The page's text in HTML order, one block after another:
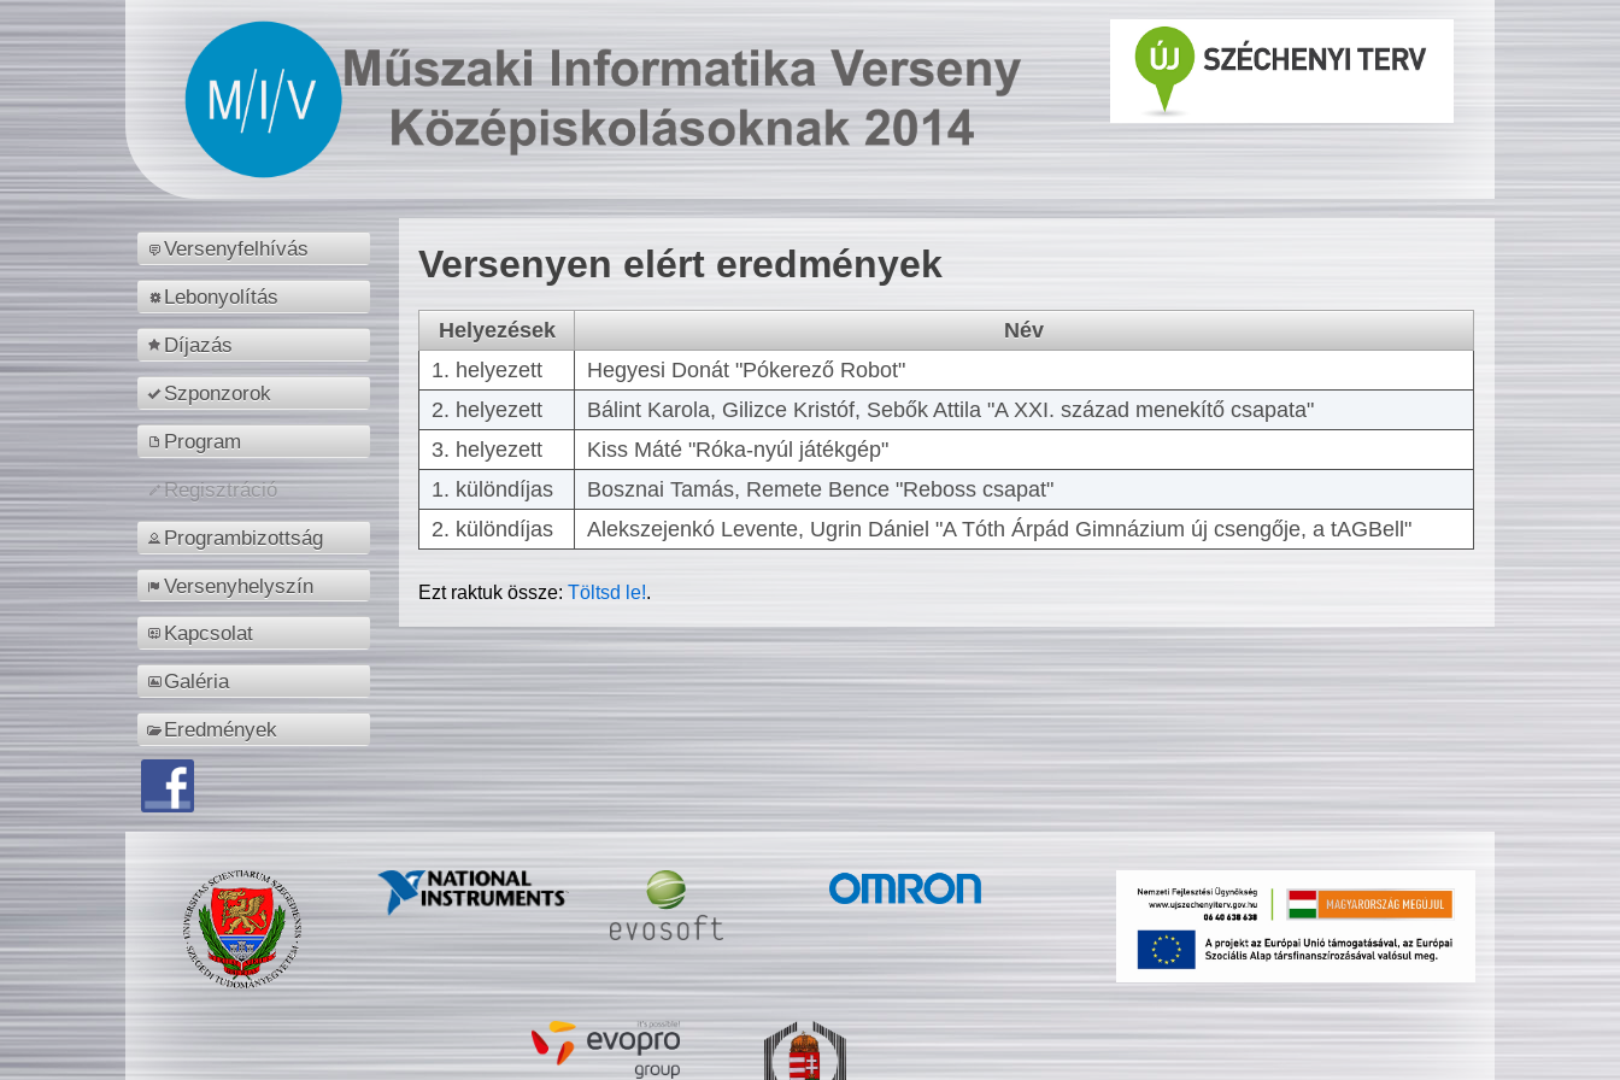
Versenyfelhívás
Lebonyolítás
Díjazás
Szponzorok
Program
Regisztráció
Programbizottság
Versenyhelyszín
Kapcsolat
Galéria
Eredmények
Versenyen elért eredmények
Helyezések
Név
1. helyezett
Hegyesi Donát "Pókerező Robot"
2. helyezett
Bálint Karola, Gilizce Kristóf, Sebők Attila "A XXI. század menekítő csapata"
3. helyezett
Kiss Máté "Róka-nyúl játékgép"
1. különdíjas
Bosznai Tamás, Remete Bence "Reboss csapat"
2. különdíjas
Alekszejenkó Levente, Ugrin Dániel "A Tóth Árpád Gimnázium új csengője, a tAGBell"
Ezt raktuk össze:Töltsd le!.